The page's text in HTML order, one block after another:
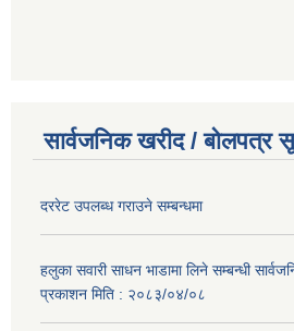
सार्वजनिक खरीद / बोलपत्र
दररेट उपलब्ध गराउने सम्बन्धमा
हलुका सवारी साधन भाडामा लिने सम्बन्धी
प्रकाशन मिति : २०८३/०४/०८